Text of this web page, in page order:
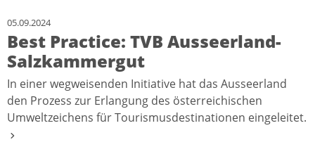
05.09.2024
Best Practice: TVB Ausseerland-
Salzkammergut
In einer wegweisenden Initiative hat das Ausseerland
den Prozess zur Erlangung des österreichischen
Umweltzeichens für Tourismusdestinationen eingeleitet.